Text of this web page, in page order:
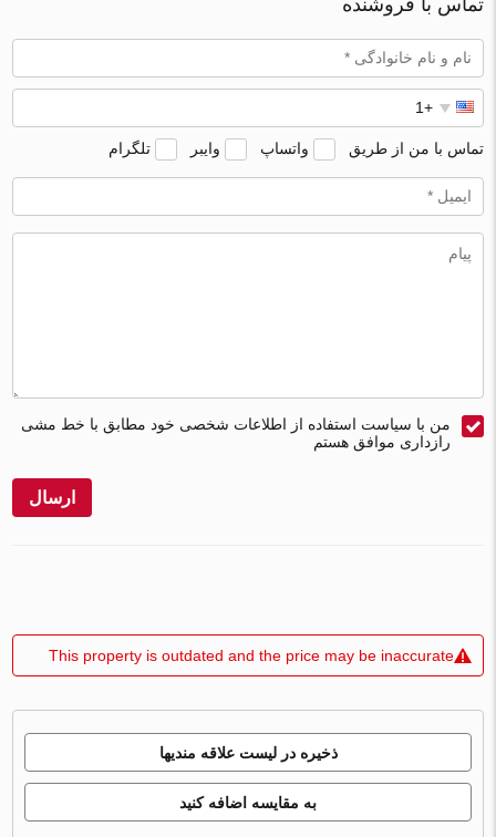
تماس با فروشنده
تماس با من از طریق واتساپ وایبر تلگرام
من با سیاست استفاده از اطلاعات شخصی خود مطابق با خط مشی
رازداری موافق هستم
ارسال
This property is outdated and the price may be inaccurate
ذخیره در لیست علاقه مندیها
به مقایسه اضافه کنید